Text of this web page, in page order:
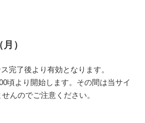
）
完了後より有効となります。
頃より開始します。その間は当サイ
んのでご注意ください。